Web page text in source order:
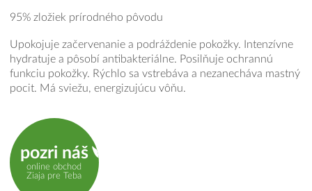
95% zložiek prírodného pôvodu
Upokojuje začervenanie a podráždenie pokožky. Intenzívne
hydratuje a pôsobí antibakteriálne. Posilňuje ochrannú
funkciu pokožky. Rýchlo sa vstrebáva a nezanecháva mastný
pocit. Má sviežu, energizujúcu vôňu.
pozri náš
online obchod
Ziaja pre Teba